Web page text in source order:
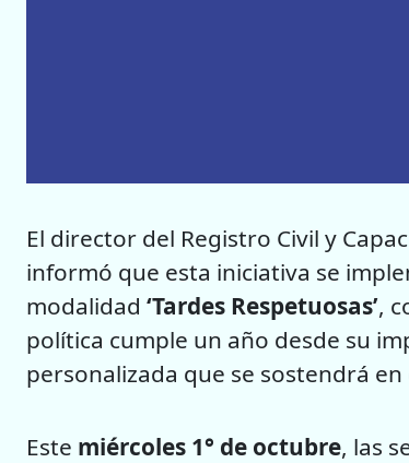
El director del Registro Civil y
informó que esta iniciativa se
modalidad ‘Tardes Respetuosas’,
política cumple un año desde su
personalizada que se sostendrá
Este miércoles 1° de octubre, las